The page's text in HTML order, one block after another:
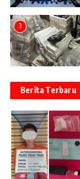
3
Berita Terbaru